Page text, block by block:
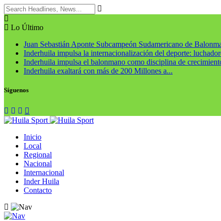
Lo Último
Juan Sebastián Aponte Subcampeón Sudamericano de
Inderhuila impulsa la internacionalización del deporte:
Inderhuila impulsa el balonmano como disciplina de
Inderhuila exaltará con más de 200 Millones a...
Síguenos
Inicio
Local
Regional
Nacional
Internacional
Inder Huila
Contacto